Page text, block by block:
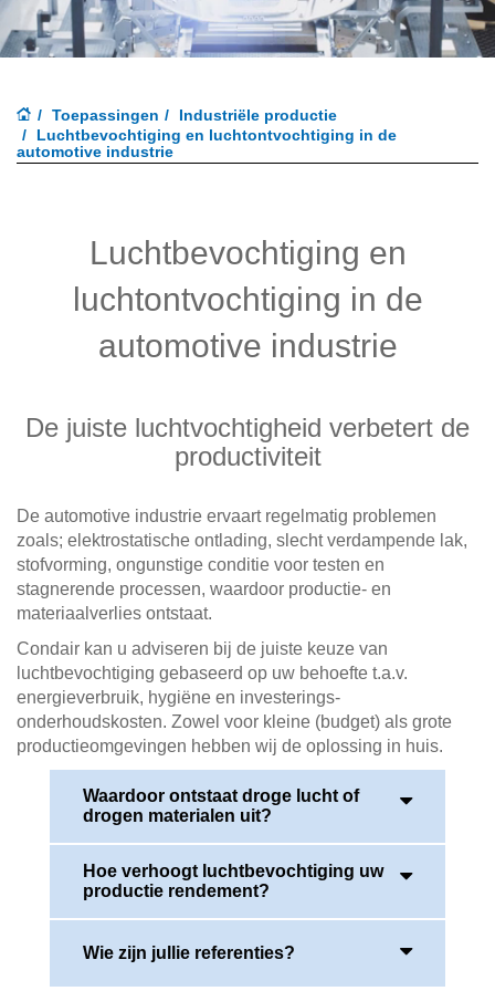
Toepassingen
Industriële productie
Luchtbevochtiging en luchtontvochtiging in de
automotive industrie
Luchtbevochtiging en
luchtontvochtiging in de
automotive industrie
De juiste luchtvochtigheid verbetert de
productiviteit
De automotive industrie ervaart regelmatig problemen
zoals; elektrostatische ontlading, slecht verdampende lak,
stofvorming, ongunstige conditie voor testen en
stagnerende processen, waardoor productie- en
materiaalverlies ontstaat.
Condair kan u adviseren bij de juiste keuze van
luchtbevochtiging gebaseerd op uw behoefte t.a.v.
energieverbruik, hygiëne en investerings-
onderhoudskosten. Zowel voor kleine (budget) als grote
productieomgevingen hebben wij de oplossing in huis.
Waardoor ontstaat droge lucht of
drogen materialen uit?
Wanneer een (productie)ruimte wordt verwarmd
boven de temperatuur van de buitenlucht, dan daalt
de relatieve vochtigheid binnen direct. Dit effect
wordt veroorzaakt doordat koude lucht minder
Hoe verhoogt luchtbevochtiging uw
productie rendement?
De juiste vochtigheidsgraad is van essentieel
Wie zijn jullie referenties?